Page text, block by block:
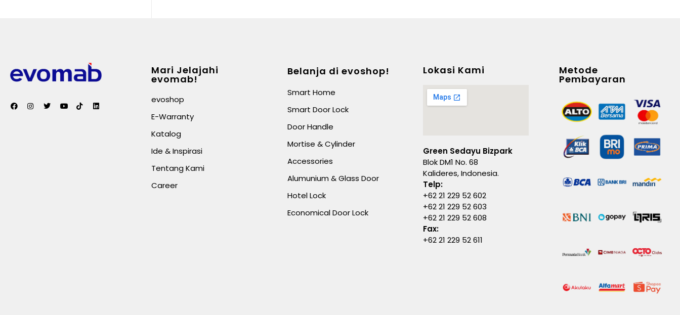
Mari Jelajahi
evomab!
evoshop
E-Warranty
Katalog
Ide & Inspirasi
Tentang Kami
Career
Belanja di evoshop!
Smart Home
Smart Door Lock
Door Handle
Mortise & Cylinder
Accessories
Alumunium & Glass Door
Hotel Lock
Economical Door Lock
Lokasi Kami
Green Sedayu Bizpark
Blok DM1 No. 68
Kalideres, Indonesia.
Telp:
+62 21 229 52 602
+62 21 229 52 603
+62 21 229 52 608
Fax:
+62 21 229 52 611
Metode
Pembayaran